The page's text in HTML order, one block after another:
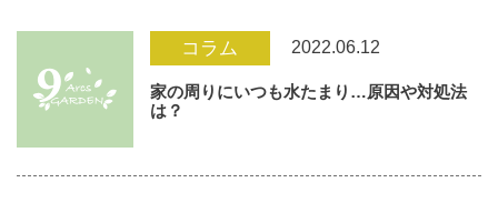
コラム 2022.06.12
家の周りにいつも水たまり…原因や対処法
は？